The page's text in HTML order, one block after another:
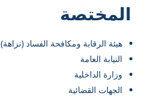
المختصة
هيئة الرقابة ومكافحة الفساد (نزاهة)
النيابة العامة
وزارة الداخلية
الجهات القضائية